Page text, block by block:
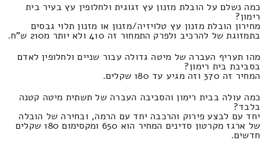
כמה נשלם על הובלת מזנון עץ זגוגית ולחלופין עץ בעיר בית
רימון?
מחירון הובלת מזנון עץ טלויזיה/מזנון או מזנון תלוי גבסים
בתמזוגת של להרכיב ולפרק התמחור זה 410 ולא יותר מ210 ש"ח.
מהו תעריף העברה של מיטה גדולה עבור שניים ולחלופין לאדם
בסביבת בית רימון?
המחיר זה 370 וזה מגיע עד 180 שקלים.
כמה עולה בבית רימון והסביבה העברה של תשתית מיטה קטנה
בלבד?
יחד עם לבצע פירוק והרכבה יחד עם הרמה, ובחירה של הובלה
של ארגז מקרטון סדינים המחיר הוא 650 ומקסימום 180 שקלים
חדשים.